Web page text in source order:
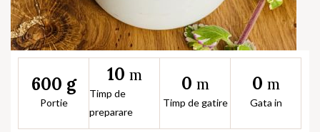
600 g
Portie
10 m
Timp de
preparare
0 m
Timp de gatire
0 m
Gata in